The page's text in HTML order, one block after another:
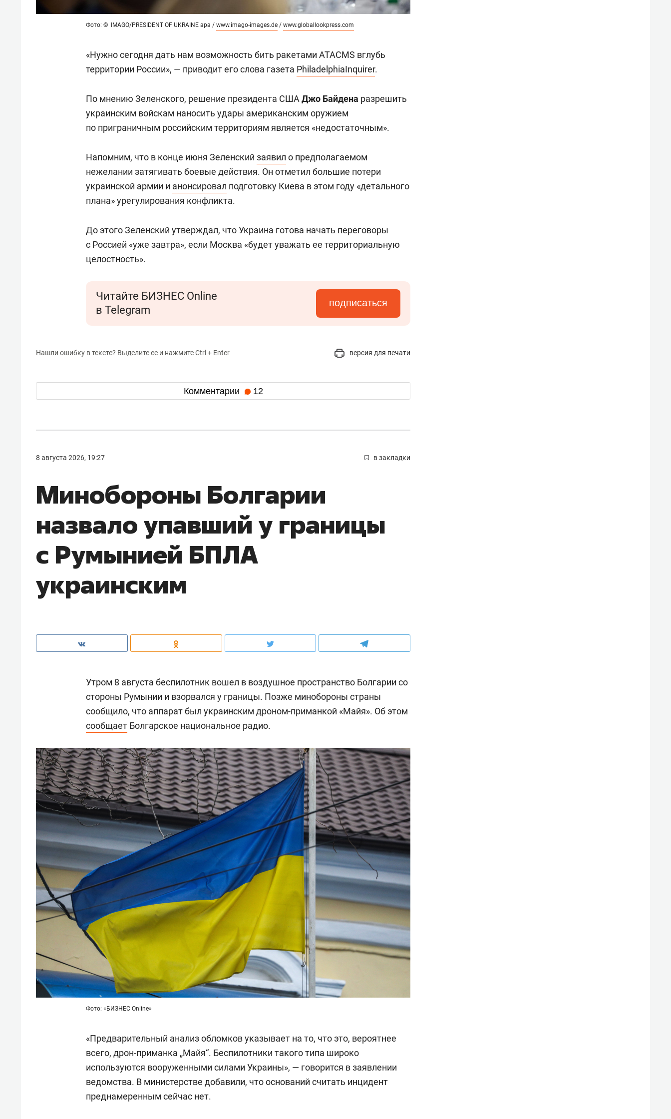
Фото: © IMAGO/PRESIDENT OF UKRAINE apa / www.imago-images.de / www.globallookpress.com
«Нужно сегодня дать нам возможность бить ракетами ATACMS вглубь
территории России», — приводит его слова газета PhiladelphiaInquirer.
По мнению Зеленского, решение президента США Джо Байдена разрешить
украинским войскам наносить удары американским оружием
по приграничным российским территориям является «недостаточным».
Напомним, что в конце июня Зеленский заявил о предполагаемом
нежелании затягивать боевые действия. Он отметил большие потери
украинской армии и анонсировал подготовку Киева в этом году «детального
плана» урегулирования конфликта.
До этого Зеленский утверждал, что Украина готова начать переговоры
с Россией «уже завтра», если Москва «будет уважать ее территориальную
целостность».
Читайте БИЗНЕС Online
в Telegram
подписаться
Нашли ошибку в тексте? Выделите ее и нажмите Ctrl + Enter версия для печати
Комментарии 12
8 августа 2026, 19:27 в закладки
Минобороны Болгарии
назвало упавший у границы
с Румынией БПЛА
украинским
Утром 8 августа беспилотник вошел в воздушное пространство Болгарии со
стороны Румынии и взорвался у границы. Позже минобороны страны
сообщило, что аппарат был украинским дроном-приманкой «Майя». Об этом
сообщает Болгарское национальное радио.
Фото: «БИЗНЕС Online»
«Предварительный анализ обломков указывает на то, что это, вероятнее
всего, дрон-приманка „Майя“. Беспилотники такого типа широко
используются вооруженными силами Украины», — говорится в заявлении
ведомства. В министерстве добавили, что оснований считать инцидент
преднамеренным сейчас нет.